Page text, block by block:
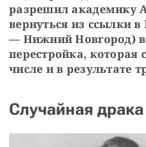
разрешил академику
вернуться из ссылки
— Нижний Новгород)
перестройка, которая
числе и в результате
Случайная